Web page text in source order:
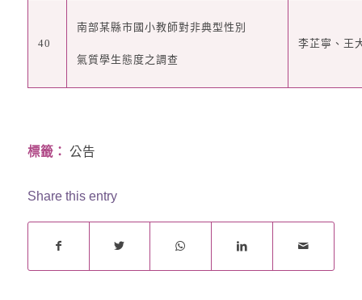
40
南部某縣市國小教師對非典型性別
氣質學生態度之調查
李芷寧、王
標籤： 公告
Share this entry